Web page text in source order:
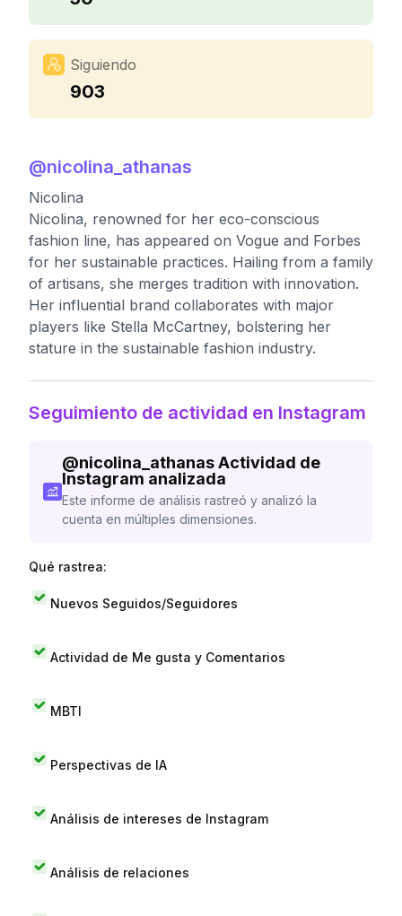
Siguiendo
903
@nicolina_athanas
Nicolina
Nicolina, renowned for her eco-conscious
fashion line, has appeared on Vogue and Forbes
for her sustainable practices. Hailing from a family
of artisans, she merges tradition with innovation.
Her influential brand collaborates with major
players like Stella McCartney, bolstering her
stature in the sustainable fashion industry.
Seguimiento de actividad en Instagram
@nicolina_athanasActividad de
Instagram analizada
Este informe de análisis rastreó y analizó la
cuenta en múltiples dimensiones.
Qué rastrea:
Nuevos Seguidos/Seguidores
Actividad de Me gusta y Comentarios
MBTI
Perspectivas de IA
Análisis de intereses de Instagram
Análisis de relaciones